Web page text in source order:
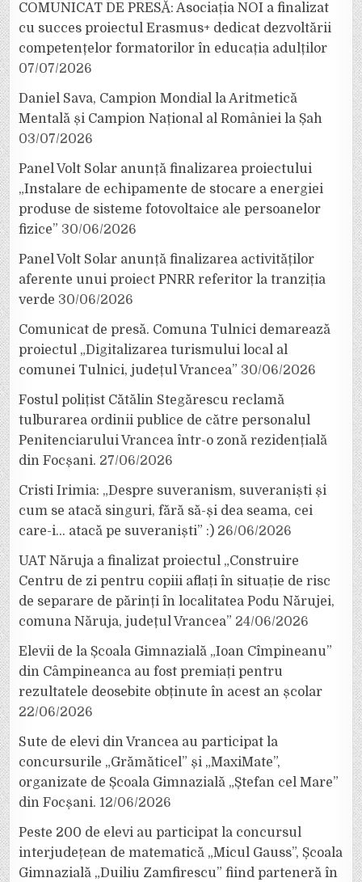
COMUNICAT DE PRESĂ: Asociația NOI a finalizat
cu succes proiectul Erasmus+ dedicat dezvoltării
competențelor formatorilor în educația adulților
07/07/2026
Daniel Sava, Campion Mondial la Aritmetică
Mentală și Campion Național al României la Șah
03/07/2026
Panel Volt Solar anunță finalizarea proiectului
„Instalare de echipamente de stocare a energiei
produse de sisteme fotovoltaice ale persoanelor
fizice” 30/06/2026
Panel Volt Solar anunță finalizarea activităților
aferente unui proiect PNRR referitor la tranziția
verde 30/06/2026
Comunicat de presă. Comuna Tulnici demarează
proiectul „Digitalizarea turismului local al
comunei Tulnici, județul Vrancea” 30/06/2026
Fostul polițist Cătălin Stegărescu reclamă
tulburarea ordinii publice de către personalul
Penitenciarului Vrancea într-o zonă rezidențială
din Focșani. 27/06/2026
Cristi Irimia: „Despre suveranism, suveraniști și
cum se atacă singuri, fără să-și dea seama, cei
care-i… atacă pe suveraniști” :) 26/06/2026
UAT Năruja a finalizat proiectul „Construire
Centru de zi pentru copiii aflați în situație de risc
de separare de părinți în localitatea Podu Nărujei,
comuna Năruja, județul Vrancea” 24/06/2026
Elevii de la Școala Gimnazială „Ioan Cîmpineanu”
din Câmpineanca au fost premiați pentru
rezultatele deosebite obținute în acest an școlar
22/06/2026
Sute de elevi din Vrancea au participat la
concursurile „Grămăticel” și „MaxiMate”,
organizate de Școala Gimnazială „Ștefan cel Mare”
din Focșani. 12/06/2026
Peste 200 de elevi au participat la concursul
interjudețean de matematică „Micul Gauss”, Școala
Gimnazială „Duiliu Zamfirescu” fiind parteneră în